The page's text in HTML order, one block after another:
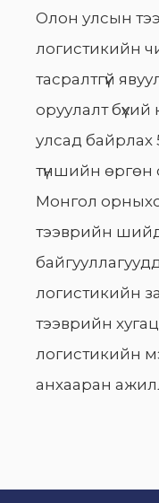
Олон улсын
логистикийн
тасралтгүй
оруулалт
улсад байрлах
түншийн өргөн
Монгол
тээврийн
логистикийн
тээврийн
логистикийн
анхааран